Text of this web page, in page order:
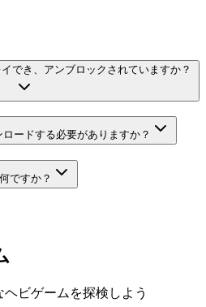
でき、アンブロックされていますか？
ードする必要がありますか？
ですか？
ビゲームを探検しよう